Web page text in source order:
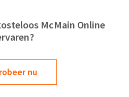
McMain Online
nu